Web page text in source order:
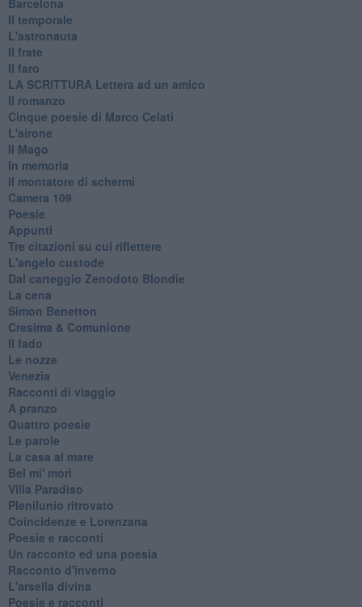
Il temporale
L'astronauta
Il frate
Il faro
​LA SCRITTURA Lettera ad un amico
Il romanzo
Cinque poesie di Marco Celati
L'airone
Il Mago
In memoria
Il montatore di schermi
Camera 109
Poesie
Appunti
Tre citazioni su cui riflettere
L'angelo custode
Dal carteggio Zenodoto Blondie
La cena
Simon Benetton
Cresima & Comunione
Il fado
Le nozze
Venezia
Racconti di viaggio
A pranzo
Quattro poesie
Le parole
La casa al mare
Bel mi' morì
Villa Paradiso
Plenilunio ritrovato
Coincidenze e Lorenzana
Poesie e racconti
Un racconto ed una poesia
Racconto d'inverno
​L'arsella divina
Poesie e racconti